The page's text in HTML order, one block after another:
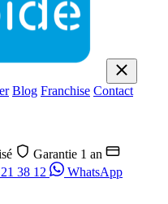
Blog Franchise Contact
Garantie 1 an
38 12
WhatsApp